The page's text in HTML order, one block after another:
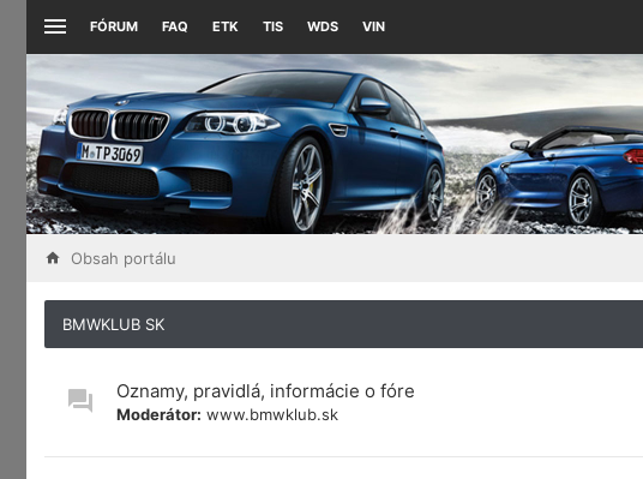
FÓRUM FAQ ETK TIS WDS VIN
Obsah portálu
BMWKLUB SK
Oznamy, pravidlá, informácie o fóre
Moderátor: www.bmwklub.sk